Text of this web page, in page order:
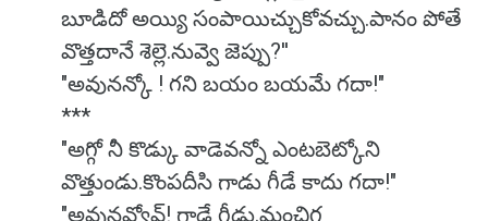
బూడిదో అయ్యి సంపాయిచ్చుకోవచ్చు.పానం పోతే
వొత్తదానే శెల్లె.నువ్వె జెప్పు?''
"అవునన్కో ! గని బయం బయమే గదా!"
***
"అగ్గో నీ కొడ్కు వాడెవన్నో ఎంటబెట్కోని
వొత్తుండు.కొంపదీసి గాడు గీడే కాదు గదా!"
"అవునవ్వోవ్! గాడే గీడు.మంచిగ